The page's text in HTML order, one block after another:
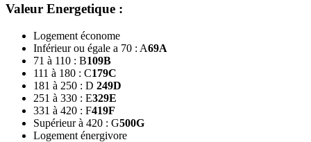
Valeur Energetique :
Logement économe
Inférieur ou égale a 70 : A69A
71 à 110 : B109B
111 à 180 : C179C
181 à 250 : D 249D
251 à 330 : E329E
331 à 420 : F419F
Supérieur à 420 : G500G
Logement énergivore